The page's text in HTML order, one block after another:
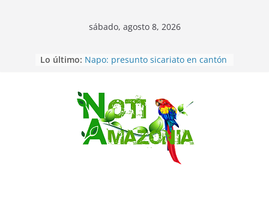
Saltar
sábado, agosto 8, 2026
Lo último: Pastaza: Fiscal no emite cargos
con una menor de10 años en
frontera sur
Napo: presunto sicariato en cantón
Archidona
Ecuador: dos jóvenes de 22 años
desaparecidos fueron encontrados
muertos en Puerto lopez